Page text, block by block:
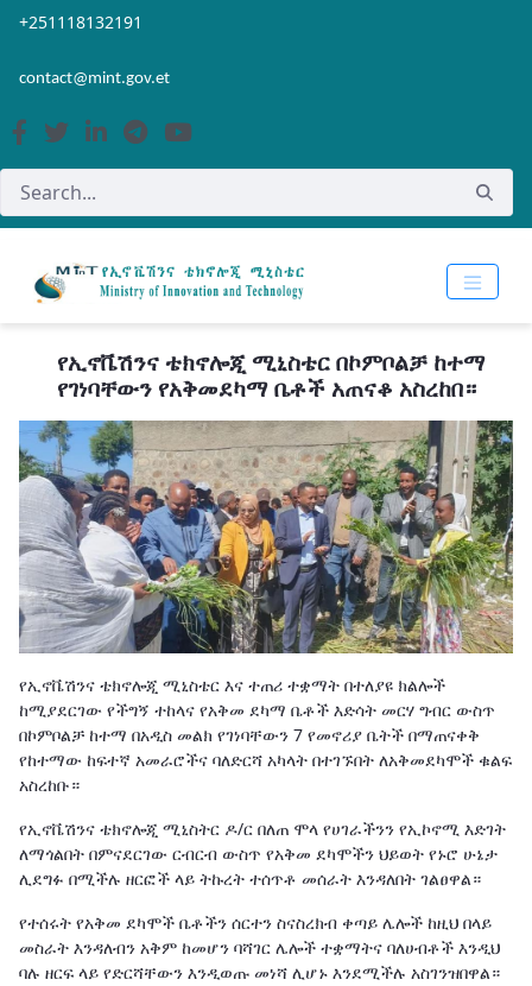
Skip to Main Content
Open Accessibility Menu
+251118132191
contact@mint.gov.et
የኢኖቬሽንና ቴክኖሎጂ ሚኒስቴር በኮምቦልቻ ከተማ
የገነባቸውን የአቅመደካማ ቤቶች አጠናቆ አስረከበ።
የኢኖቬሽንና ቴክኖሎጂ ሚኒስቴር እና ተጠሪ ተቋማት በተለያዩ ክልሎች
ከሚያደርገው የችግኝ ተከላና የአቅመ ደካማ ቤቶች እድሳት መርሃ ግብር ውስጥ
በኮምቦልቻ ከተማ በአዲስ መልክ የገነባቸውን 7 የመኖሪያ ቤትች በማጠናቀቅ
የከተማው ከፍተኛ አመራሮችና ባለድርሻ አካላት በተገኙበት ለአቅመደካሞች ቁልፍ
አስረከቡ።
የኢኖቬሽንና ቴክኖሎጂ ሚኒስትር ዶ/ር በለጠ ሞላ የሀገራችንን የኢኮኖሚ እድገት
ለማጎልበት በምናደርገው ርብርብ ውስጥ የአቅመ ደካሞችን ህይወት የኑሮ ሁኔታ
ሊደግፉ በሚችሉ ዘርፎች ላይ ትኩረት ተሰጥቶ መሰራት እንዳለበት ገልፀዋል።
የተሰሩት የአቅመ ደካሞች ቤቶችን ሰርተን ስናስረክብ ቀጣይ ሌሎች ከዚህ በላይ
መስራት እንዳለብን አቅም ከመሆን ባሻገር ሌሎች ተቋማትና ባለሀብቶች እንዲህ
ባሉ ዘርፍ ላይ የድርሻቸውን እንዲወጡ መነሻ ሊሆኑ እንደሚችሉ አስገንዝበዋል።